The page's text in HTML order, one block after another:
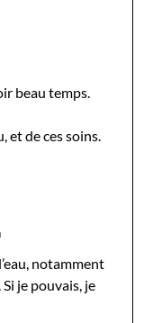
beau temps.
et de ces soins.
notamment
je pouvais, je